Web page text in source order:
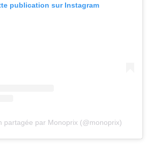
publication sur Instagram
partagée par Monoprix (@monoprix)